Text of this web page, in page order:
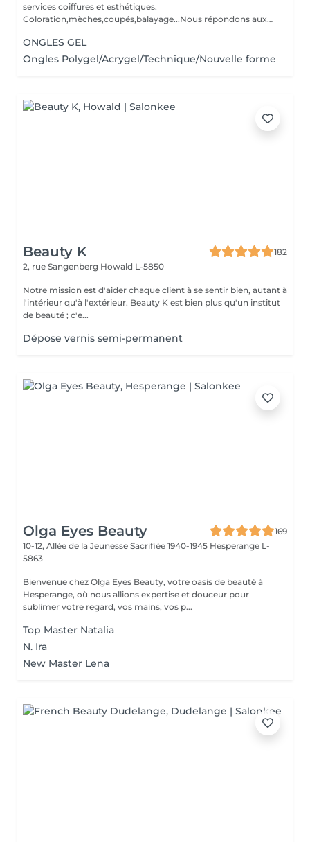
services coiffures et esthétiques.
Coloration,mèches,coupés,balayage...Nous répondons aux
ONGLES GEL
Ongles Polygel/Acrygel/Technique/Nouvelle forme
Beauty K
182
2, rue Sangenberg Howald L-5850
Notre mission est d'aider chaque client à se sentir bien, autant à
l'intérieur qu'à l'extérieur. Beauty K est bien plus qu'un institut
de beauté ; c'e...
Dépose vernis semi-permanent
Olga Eyes Beauty
169
10-12, Allée de la Jeunesse Sacrifiée 1940-1945 Hesperange L-
5863
Bienvenue chez Olga Eyes Beauty, votre oasis de beauté à
Hesperange, où nous allions expertise et douceur pour
sublimer votre regard, vos mains, vos p...
Top Master Natalia
N. Ira
New Master Lena